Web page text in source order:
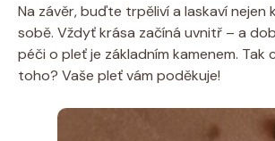
Na závěr, buďte trpěliví a laskaví nejen
sobě. Vždyť krása začíná uvnitř – a
péči o pleť je základním kamenem. Tak
toho? Vaše pleť vám poděkuje!